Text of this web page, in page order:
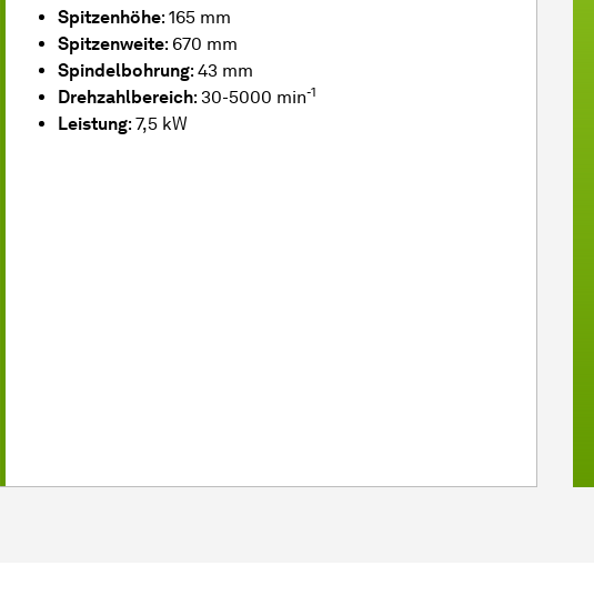
Spitzenhöhe: 165 mm
Spitzenweite: 670 mm
Spindelbohrung: 43 mm
Drehzahlbereich: 30-5000 min-1
Leistung: 7,5 kW